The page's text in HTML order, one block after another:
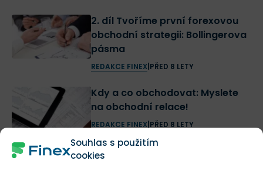
Souhlas s použitím
cookies
2. díl Tvoříme první forexovou
obchodní strategii: Bollingerova
pásma
REDAKCE FINEX| PŘED 8 LETY
Kdy a co obchodovat: Myslete
na obchodní relace!
REDAKCE FINEX| PŘED 8 LETY
Kopírování obchodních příkazů: